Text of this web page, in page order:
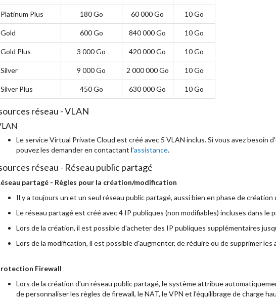
Platinum Plus 180 Go 60 000 Go 10 Go
Gold 600 Go 840 000 Go 10 Go
Gold Plus 3 000 Go 420 000 Go 10 Go
Silver 9 000 Go 2 000 000 Go 10 Go
Silver Plus 450 Go 630 000 Go 10 Go
réseau - VLAN
Le service Virtual Private Cloud est créé avec 5 VLAN inclus. Si vous avez besoin
pouvez les demander en contactant l'assistance.
réseau - Réseau public partagé
partagé - Règles pour la création/modification
Il y a toujours un et un seul réseau public partagé, aussi bien en phase de
Le réseau partagé est créé avec 4 IP publiques (non modifiables) incluses dans le
Lors de la création, il est possible d'acheter des IP publiques supplémentaires
Lors de la modification, il est possible d'augmenter, de réduire ou de supprimer
Firewall
Lors de la création d'un réseau public partagé, le système attribue
de personnaliser les règles de firewall, le NAT, le VPN et l'équilibrage de charge